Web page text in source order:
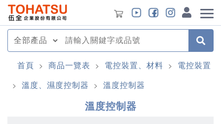
首頁 > 商品一覽表 > 電控裝置、材料 > 電控裝置
> 溫度、濕度控制器 > 溫度控制器
溫度控制器